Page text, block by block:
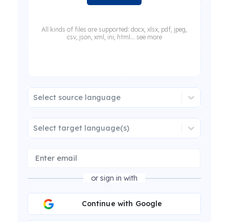
All kinds of files are supported: docx, xlsx, pdf, jpeg,
csv, json, xml, ini, html... see more
Select source language
Select target language(s)
or sign in with
Continue with Google